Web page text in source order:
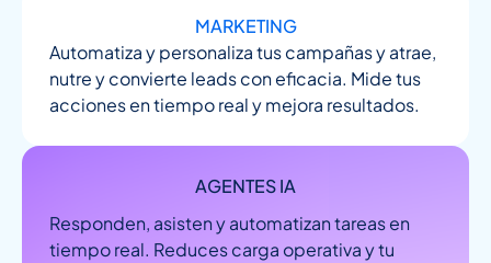
MARKETING
Automatiza y personaliza tus campañas y atrae,
nutre y convierte leads con eficacia. Mide tus
acciones en tiempo real y mejora resultados.
AGENTES IA
Responden, asisten y automatizan tareas en
tiempo real. Reduces carga operativa y tu